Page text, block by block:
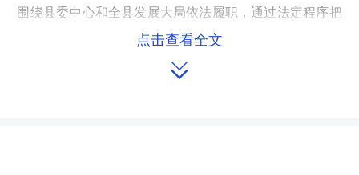
围绕县委中心和全县发展大局依法履职，通过法定程序把
县委的意图变为人民的意志，形成了步调一致、共谋发展
的合力，使人大及其常委会的工作始终和县委同向。
点击查看全文
